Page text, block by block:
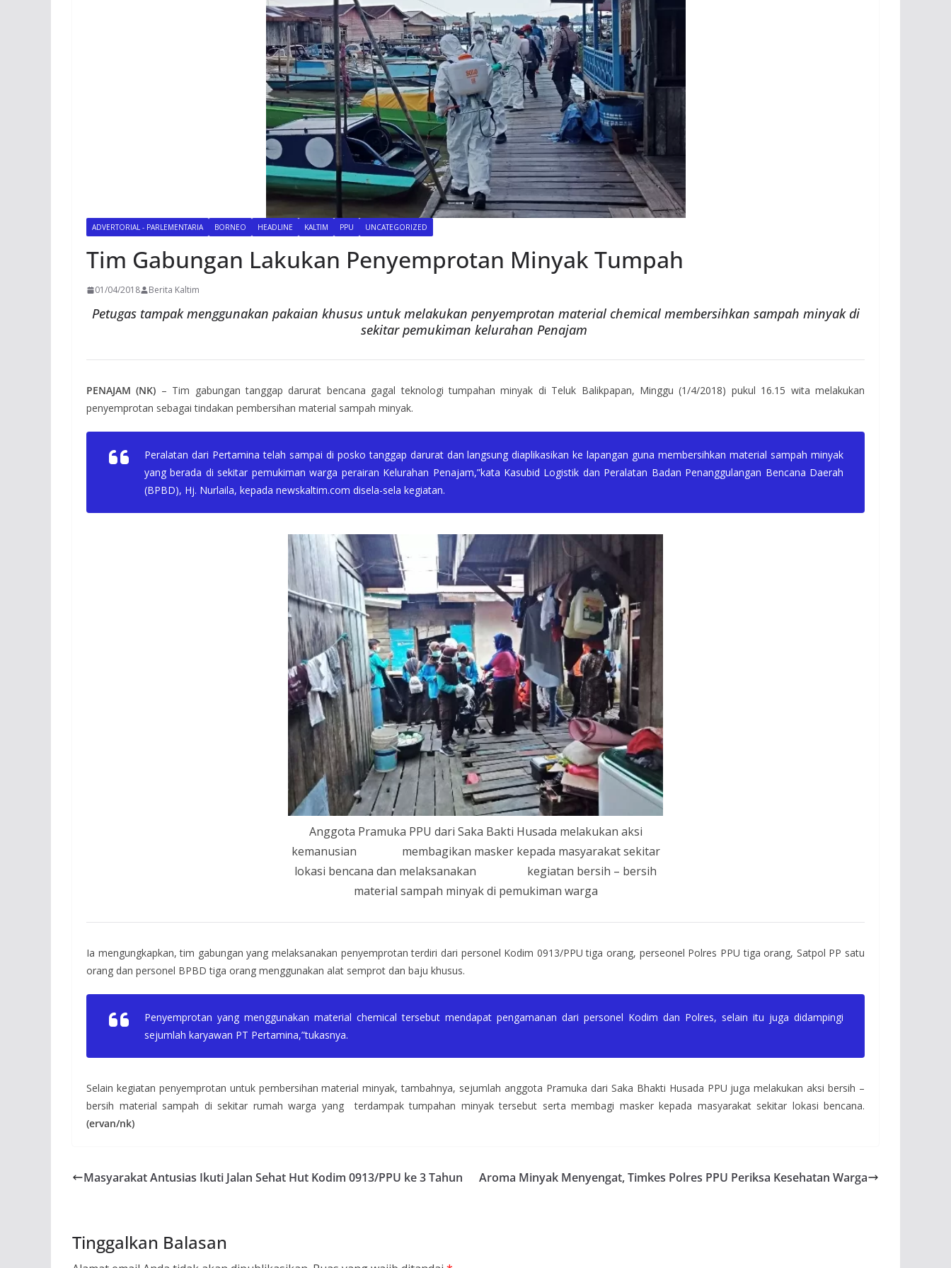
ADVERTORIAL - PARLEMENTARIA BORNEO HEADLINE KALTIM PPU UNCATEGORIZED
Tim Gabungan Lakukan Penyemprotan Minyak Tumpah
01/04/2018 Berita Kaltim
Petugas tampak menggunakan pakaian khusus untuk melakukan penyemprotan material chemical membersihkan sampah minyak di
sekitar pemukiman kelurahan Penajam
PENAJAM (NK) – Tim gabungan tanggap darurat bencana gagal teknologi tumpahan minyak di Teluk Balikpapan, Minggu (1/4/2018) pukul 16.15 wita melakukan
penyemprotan sebagai tindakan pembersihan material sampah minyak.
Peralatan dari Pertamina telah sampai di posko tanggap darurat dan langsung diaplikasikan ke lapangan guna membersihkan material sampah minyak
yang berada di sekitar pemukiman warga perairan Kelurahan Penajam,”kata Kasubid Logistik dan Peralatan Badan Penanggulangan Bencana Daerah
(BPBD), Hj. Nurlaila, kepada newskaltim.com disela-sela kegiatan.
Anggota Pramuka PPU dari Saka Bakti Husada melakukan aksi
kemanusian membagikan masker kepada masyarakat sekitar
lokasi bencana dan melaksanakan kegiatan bersih – bersih
material sampah minyak di pemukiman warga
Ia mengungkapkan, tim gabungan yang melaksanakan penyemprotan terdiri dari personel Kodim 0913/PPU tiga orang, perseonel Polres PPU tiga orang, Satpol PP satu
orang dan personel BPBD tiga orang menggunakan alat semprot dan baju khusus.
Penyemprotan yang menggunakan material chemical tersebut mendapat pengamanan dari personel Kodim dan Polres, selain itu juga didampingi
sejumlah karyawan PT Pertamina,”tukasnya.
Selain kegiatan penyemprotan untuk pembersihan material minyak, tambahnya, sejumlah anggota Pramuka dari Saka Bhakti Husada PPU juga melakukan aksi bersih –
bersih material sampah di sekitar rumah warga yang terdampak tumpahan minyak tersebut serta membagi masker kepada masyarakat sekitar lokasi bencana.
(ervan/nk)
Masyarakat Antusias Ikuti Jalan Sehat Hut Kodim 0913/PPU ke 3 Tahun Aroma Minyak Menyengat, Timkes Polres PPU Periksa Kesehatan Warga
Tinggalkan Balasan